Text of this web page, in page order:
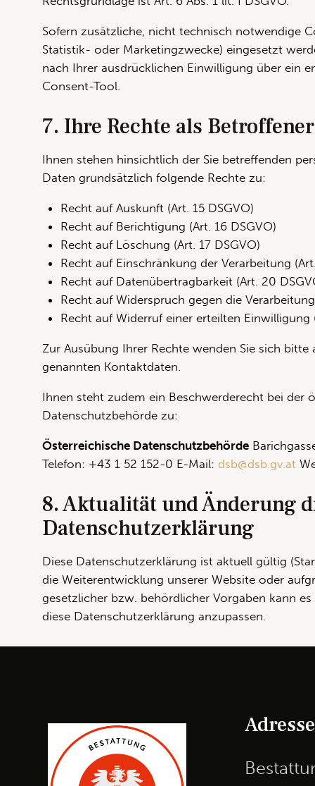
Sofern zusätzliche, nicht technisch notwendige
Statistik- oder Marketingzwecke) eingesetzt
nach Ihrer ausdrücklichen Einwilligung über ein
Consent-Tool.
7. Ihre Rechte als Betroffener
Ihnen stehen hinsichtlich der Sie betreffenden
Daten grundsätzlich folgende Rechte zu:
Recht auf Auskunft (Art. 15 DSGVO)
Recht auf Berichtigung (Art. 16 DSGVO)
Recht auf Löschung (Art. 17 DSGVO)
Recht auf Einschränkung der Verarbeitung
Recht auf Datenübertragbarkeit (Art. 20
Recht auf Widerspruch gegen die
Recht auf Widerruf einer erteilten Einwilligung
Zur Ausübung Ihrer Rechte wenden Sie sich bitte
genannten Kontaktdaten.
Ihnen steht zudem ein Beschwerderecht bei der
Datenschutzbehörde zu:
Österreichische Datenschutzbehörde
Telefon: +43 1 52 152-0 E-Mail: dsb@dsb.gv.at
8. Aktualität und Änderung
Datenschutzerklärung
Diese Datenschutzerklärung ist aktuell gültig
die Weiterentwicklung unserer Website oder
gesetzlicher bzw. behördlicher Vorgaben kann
diese Datenschutzerklärung anzupassen.
Adresse